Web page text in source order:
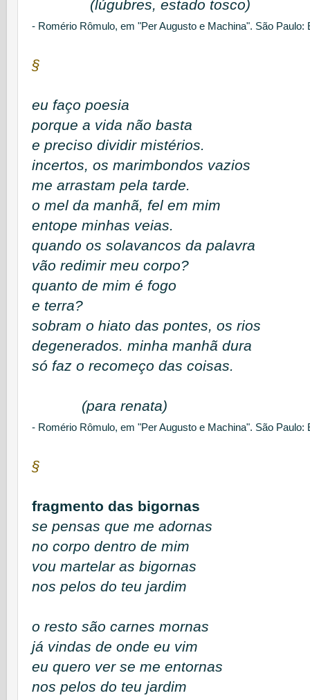
(lúgubres, estado tosco)
- Romério Rômulo, em "Per Augusto e Machina". São Paulo:
§
eu faço poesia
porque a vida não basta
e preciso dividir mistérios.
incertos, os marimbondos vazios
me arrastam pela tarde.
o mel da manhã, fel em mim
entope minhas veias.
quando os solavancos da palavra
vão redimir meu corpo?
quanto de mim é fogo
e terra?
sobram o hiato das pontes, os rios
degenerados. minha manhã dura
só faz o recomeço das coisas.
(para renata)
- Romério Rômulo, em "Per Augusto e Machina". São Paulo:
§
fragmento das bigornas
se pensas que me adornas
no corpo dentro de mim
vou martelar as bigornas
nos pelos do teu jardim
o resto são carnes mornas
já vindas de onde eu vim
eu quero ver se me entornas
nos pelos do teu jardim